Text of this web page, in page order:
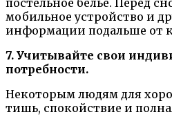
постельное белье. Перед
мобильное устройство и
информации подальше от
7. Учитывайте свои
потребности.
Некоторым людям для
тишь, спокойствие и